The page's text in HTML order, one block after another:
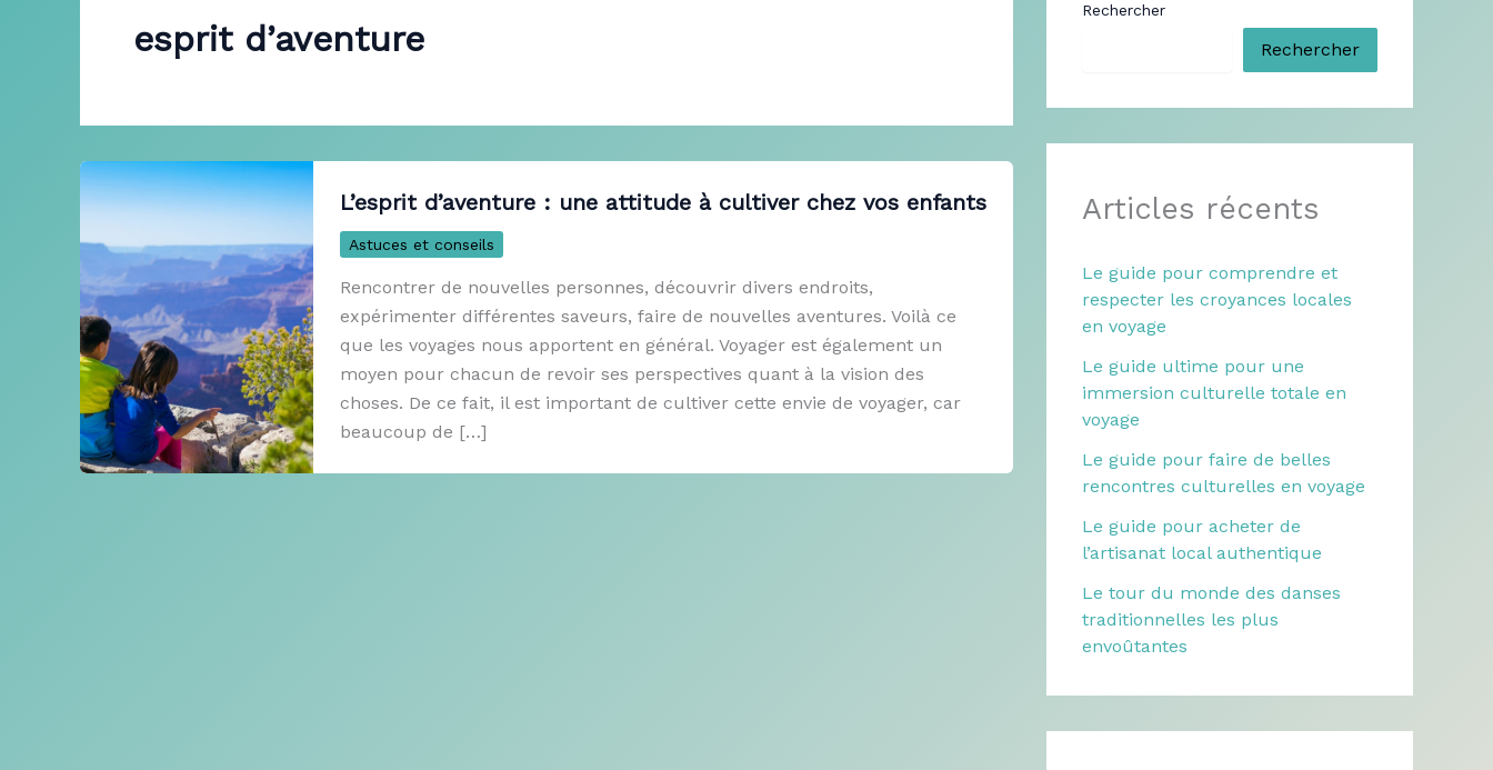
esprit d’aventure
L’esprit d’aventure : une attitude à cultiver chez vos enfants
Astuces et conseils
Rencontrer de nouvelles personnes, découvrir divers endroits,
expérimenter différentes saveurs, faire de nouvelles aventures. Voilà ce
que les voyages nous apportent en général. Voyager est également un
moyen pour chacun de revoir ses perspectives quant à la vision des
choses. De ce fait, il est important de cultiver cette envie de voyager, car
beaucoup de […]
Rechercher
Rechercher
Articles récents
Le guide pour comprendre et
respecter les croyances locales
en voyage
Le guide ultime pour une
immersion culturelle totale en
voyage
Le guide pour faire de belles
rencontres culturelles en voyage
Le guide pour acheter de
l’artisanat local authentique
Le tour du monde des danses
traditionnelles les plus
envoûtantes